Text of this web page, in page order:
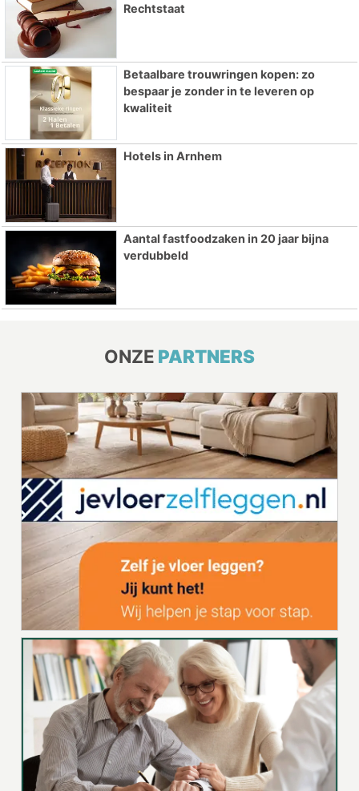
Rechtstaat
Betaalbare trouwringen kopen: zo
bespaar je zonder in te leveren op
kwaliteit
Hotels in Arnhem
Aantal fastfoodzaken in 20 jaar bijna
verdubbeld
ONZE PARTNERS